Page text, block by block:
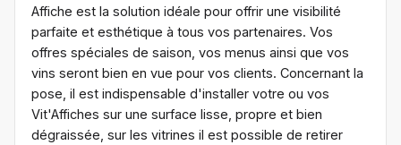
Affiche est la solution idéale pour offrir une visibilité
parfaite et esthétique à tous vos partenaires. Vos
offres spéciales de saison, vos menus ainsi que vos
vins seront bien en vue pour vos clients. Concernant la
pose, il est indispensable d'installer votre ou vos
Vit'Affiches sur une surface lisse, propre et bien
dégraissée, sur les vitrines il est possible de retirer